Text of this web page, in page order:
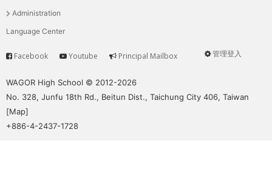
單Administration
Language Center
User
管理登入
Service
Facebook Youtube Principal Mailbox
WAGOR High School © 2012-2026
No. 328, Junfu 18th Rd., Beitun Dist., Taichung City 406, Taiwan
[Map]
+886-4-2437-1728